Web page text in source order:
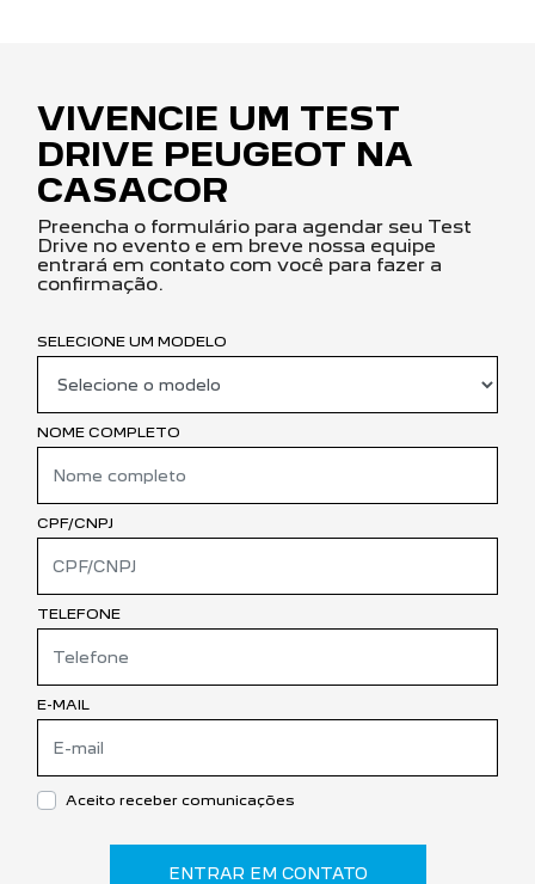
VIVENCIE UM TEST
DRIVE PEUGEOT NA
CASACOR
Preencha o formulário para agendar seu Test
Drive no evento e em breve nossa equipe
entrará em contato com você para fazer a
confirmação.
SELECIONE UM MODELO
NOME COMPLETO
CPF/CNPJ
TELEFONE
E-MAIL
Aceito receber comunicações
ENTRAR EM CONTATO